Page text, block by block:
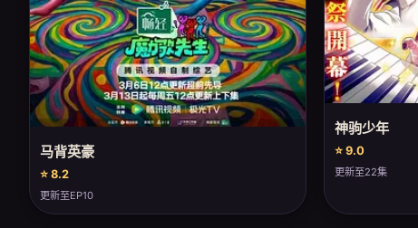
马背英豪
⭐ 8.2
更新至EP10
神驹少年
⭐ 9.0
更新至22集